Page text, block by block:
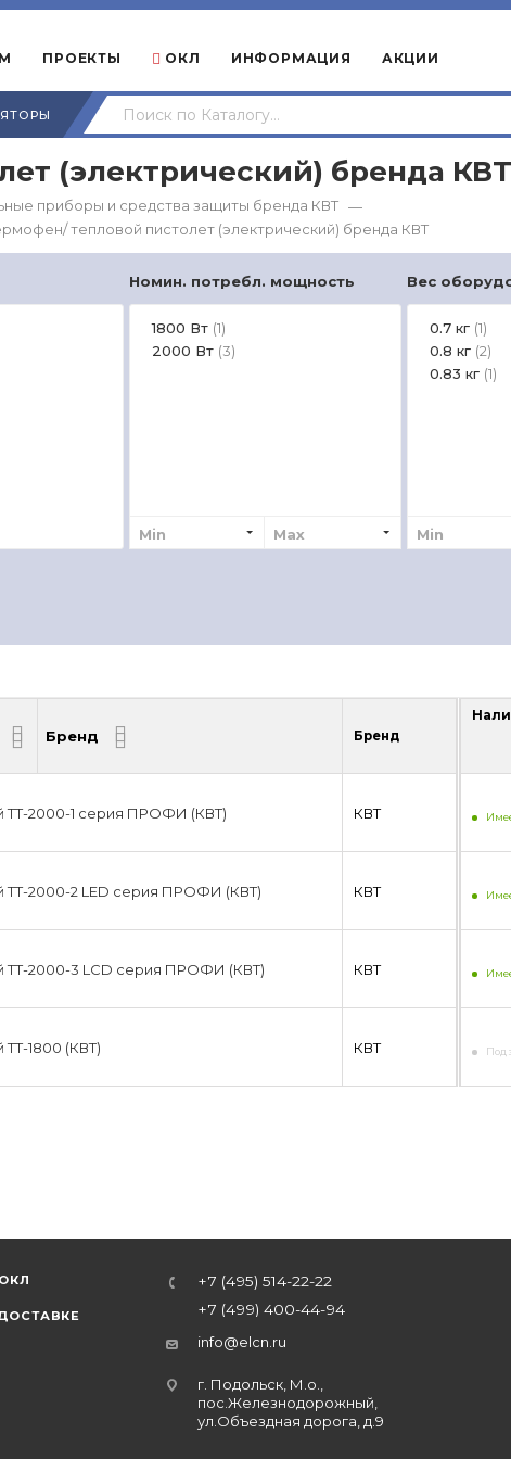
ПРОЕКТЫ ОКЛ ИНФОРМАЦИЯ АКЦИИ
(электрический) бренда КВТ
приборы и средства защиты бренда КВТ —
тепловой пистолет (электрический) бренда КВТ
Номин. потребл. мощность
1800 Вт (1)
2000 Вт (3)
Min Max
Вес
0.7 кг (1)
0.8 кг (2)
0.83 кг (1)
Min
Бренд Бренд
ТТ-2000-1 серия ПРОФИ (КВТ) КВТ
ТТ-2000-2 LED серия ПРОФИ (КВТ) КВТ
TT-2000-3 LCD серия ПРОФИ (КВТ) КВТ
1800 (КВТ) КВТ Под
ОКЛ
+7 (495) 514-22-22
+7 (499) 400-44-94
info@elcn.ru
г. Подольск, М.о.,
пос.Железнодорожный,
ул.Объездная дорога, д.9